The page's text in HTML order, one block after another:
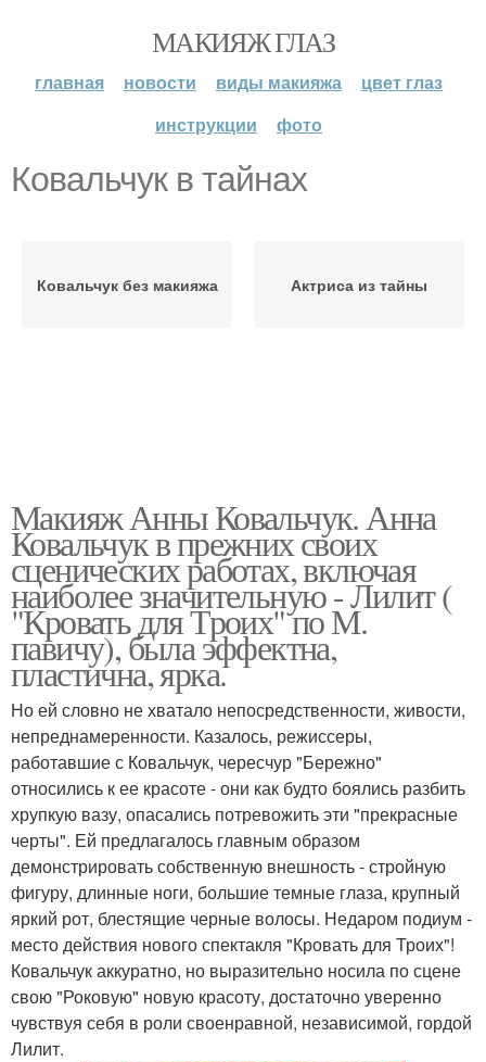
МАКИЯЖ ГЛАЗ
главная новости виды макияжа
цвет глаз
инструкции
фото
Ковальчук в тайнах
Ковальчук без макияжа Актриса из тайны
Макияж Анны Ковальчук. Анна
Ковальчук в прежних своих
сценических работах, включая
наиболее значительную - Лилит (
"Кровать для Троих" по М.
павичу), была эффектна,
пластична, ярка.
Но ей словно не хватало непосредственности, живости,
непреднамеренности. Казалось, режиссеры,
работавшие с Ковальчук, чересчур "Бережно"
относились к ее красоте - они как будто боялись разбить
хрупкую вазу, опасались потревожить эти "прекрасные
черты". Ей предлагалось главным образом
демонстрировать собственную внешность - стройную
фигуру, длинные ноги, большие темные глаза, крупный
яркий рот, блестящие черные волосы. Недаром подиум -
место действия нового спектакля "Кровать для Троих"!
Ковальчук аккуратно, но выразительно носила по сцене
свою "Роковую" новую красоту, достаточно уверенно
чувствуя себя в роли своенравной, независимой, гордой
Лилит.